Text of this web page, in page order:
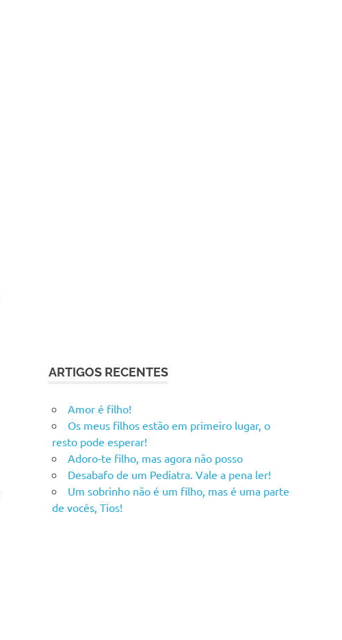
ARTIGOS RECENTES
Amor é filho!
Os meus filhos estão em primeiro lugar, o
resto pode esperar!
Adoro-te filho, mas agora não posso
Desabafo de um Pediatra. Vale a pena ler!
Um sobrinho não é um filho, mas é uma parte
de vocês, Tios!